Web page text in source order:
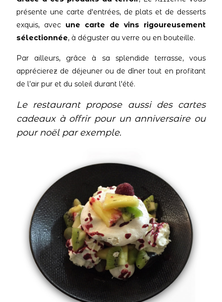
présente une carte d'entrées, de plats et de desserts
exquis, avec une carte de vins rigoureusement
sélectionnée, à déguster au verre ou en bouteille.
Par ailleurs, grâce à sa splendide terrasse, vous
apprécierez de déjeuner ou de dîner tout en profitant
de l’air pur et du soleil durant l'été.
Le restaurant propose aussi des cartes
cadeaux à offrir pour un anniversaire ou
pour noël par exemple.